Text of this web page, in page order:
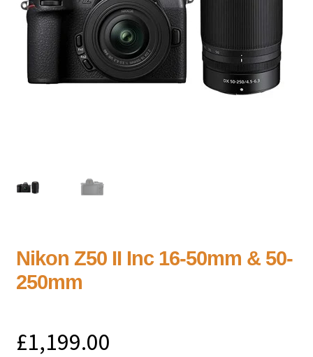
Nikon Z50 II Inc 16-50mm & 50-
250mm
£1,199.00